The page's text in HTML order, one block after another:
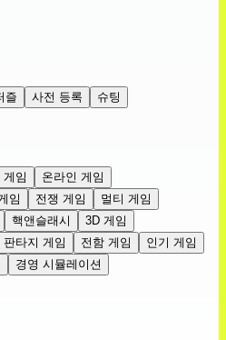
즐 사전 등록 슈팅
임
온라인 게임
임 전쟁 게임
멀티 게임
핵앤슬래시
3D 게임
판타지 게임 전함 게임
인기 게임
경영 시뮬레이션